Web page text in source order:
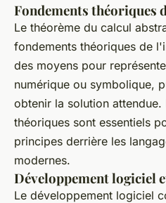
Fondements théoriques
Le théorème du calcul
fondements théoriques de
des moyens pour
numérique ou symbolique,
obtenir la solution attendue.
théoriques sont essentiels
principes derrière les
modernes.
Développement logiciel
Le développement logiciel